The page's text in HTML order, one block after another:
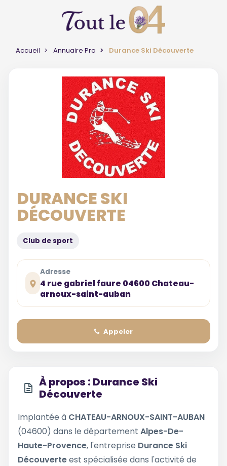
Accueil Annuaire Pro Durance Ski Découverte
DURANCE SKI
DÉCOUVERTE
Club de sport
Adresse
4 rue gabriel faure 04600 Chateau-
arnoux-saint-auban
Appeler
À propos : Durance Ski
Découverte
Implantée à CHATEAU-ARNOUX-SAINT-AUBAN
(04600) dans le département Alpes-De-
Haute-Provence, l'entreprise Durance Ski
Découverteest spécialisée dans l'activité de